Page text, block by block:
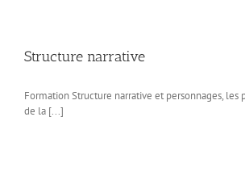
Structure narrative
Formation Structure narrative et personnages, les
de la [...]